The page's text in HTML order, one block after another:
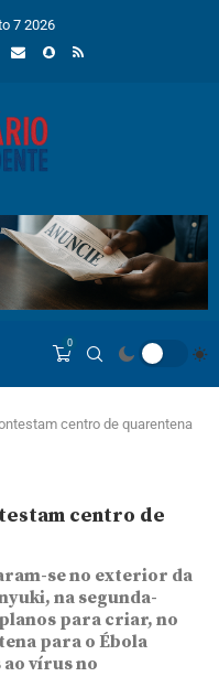
7 2026
0
centro de quarentena
centro de
se no exterior da
na segunda-
para criar, no
para o Ébola
vírus no